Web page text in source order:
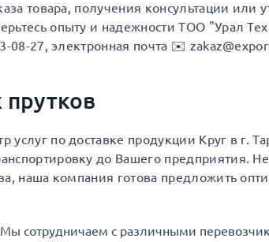
товара, получения консультации или
опыту и надежности ТОО "Урал
08-27, электронная почта ✉️
прутков
по доставке продукции Круг в г.
до Вашего предприятия.
наша компания готова предложить
сотрудничаем с различными